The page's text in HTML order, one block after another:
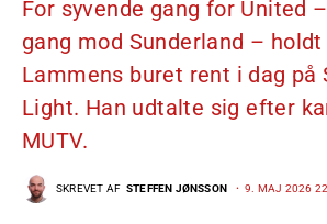
For syvende gang for United
gang mod Sunderland – holdt
Lammens buret rent i dag på
Light. Han udtalte sig efter
MUTV.
SKREVET AF STEFFEN JØNSSON 9. MAJ 2026